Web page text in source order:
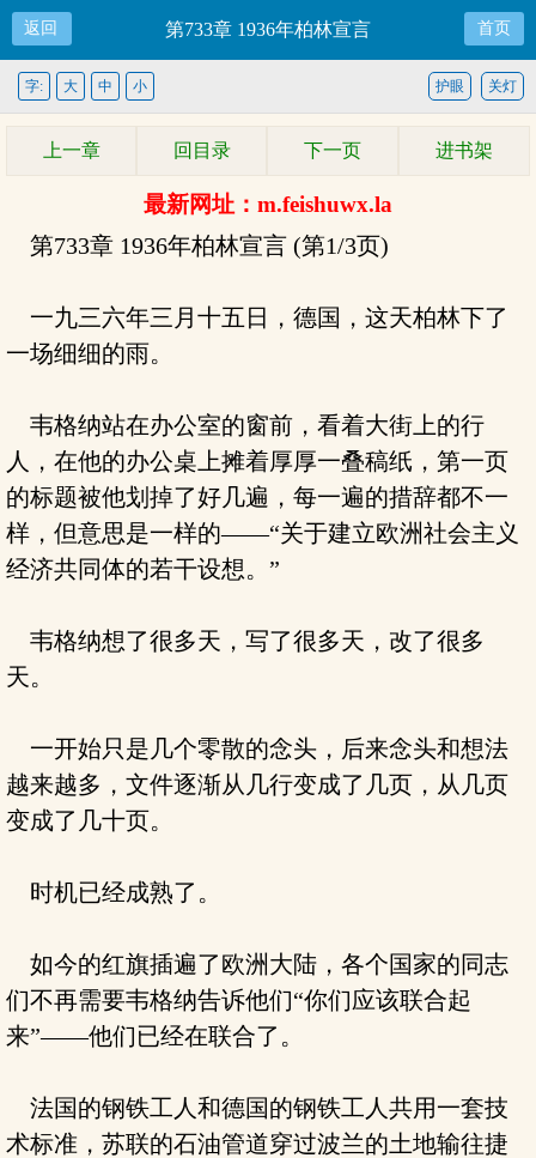
返回 第733章 1936年柏林宣言 首页
关灯
护眼
字: 大 中 小
上一章 回目录 下一页 进书架
最新网址：m.feishuwx.la
第733章 1936年柏林宣言 (第1/3页)
一九三六年三月十五日，德国，这天柏林下了
一场细细的雨。
韦格纳站在办公室的窗前，看着大街上的行
人，在他的办公桌上摊着厚厚一叠稿纸，第一页
的标题被他划掉了好几遍，每一遍的措辞都不一
样，但意思是一样的——“关于建立欧洲社会主义
经济共同体的若干设想。”
韦格纳想了很多天，写了很多天，改了很多
天。
一开始只是几个零散的念头，后来念头和想法
越来越多，文件逐渐从几行变成了几页，从几页
变成了几十页。
时机已经成熟了。
如今的红旗插遍了欧洲大陆，各个国家的同志
们不再需要韦格纳告诉他们“你们应该联合起
来”——他们已经在联合了。
法国的钢铁工人和德国的钢铁工人共用一套技
术标准，苏联的石油管道穿过波兰的土地输往捷